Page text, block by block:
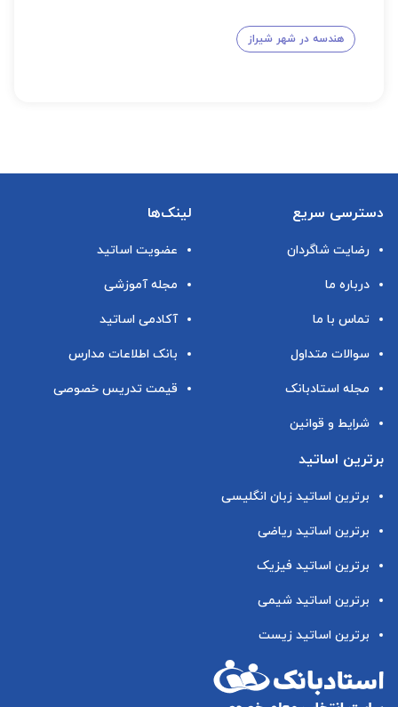
هندسه در شهر شیراز
دسترسی سریع
رضایت شاگردان
درباره ما
تماس با ما
سوالات متداول
مجله استادبانک
شرایط و قوانین
لینک‌ها
عضویت اساتید
مجله آموزشی
آکادمی اساتید
بانک اطلاعات مدارس
قیمت تدریس خصوصی
برترین اساتید
برترین اساتید زبان انگلیسی
برترین اساتید ریاضی
برترین اساتید فیزیک
برترین اساتید شیمی
برترین اساتید زیست